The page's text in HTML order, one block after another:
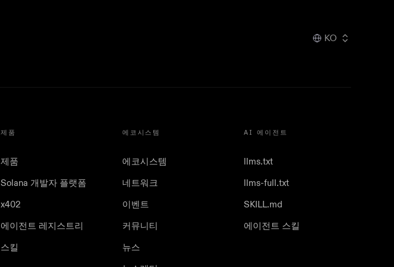
KO
제품
제품
Solana 개발자 플랫폼
x402
에이전트 레지스트리
스킬
에코시스템
에코시스템
네트워크
이벤트
커뮤니티
뉴스
AI 에이전트
llms.txt
llms-full.txt
SKILL.md
에이전트 스킬